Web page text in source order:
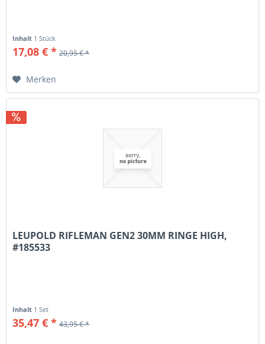
Inhalt 1 Stück
17,08 € * 20,95 € *
Merken
LEUPOLD RIFLEMAN GEN2 30MM RINGE HIGH,
#185533
Inhalt 1 Set
35,47 € * 43,95 € *